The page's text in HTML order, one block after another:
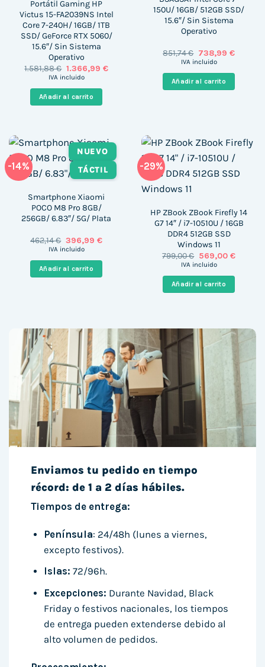
Portátil Gaming HP
Victus 15-FA2039NS Intel
Core 7-240H/ 16GB/ 1TB
SSD/ GeForce RTX 5060/
15.6″/ Sin Sistema
Operativo
1.581,88€ El
precio
era:
1.581,88 €.
1.366,99 €El
IVA incluido
Añadir al carrito
150U/ 16GB/ 512GB SSD/
15.6″/ Sin Sistema
Operativo
851,74€ El
precio
era:
851,74 €.
738,99 €El
es:
738,99
IVA incluido
Añadir al carrito
-14%
NUEVO
TÁCTIL
Smartphone Xiaomi
POCO M8 Pro 8GB/
256GB/ 6.83″/ 5G/ Plata
462,14€ El
precio
era:
462,14 €.
396,99 €El
es:
IVA incluido
Añadir al carrito
-29%
HP ZBook ZBook Firefly 14
G7 14″ / i7-10510U / 16GB
DDR4 512GB SSD
Windows 11
799,00€ El
precio
era:
799,00 €.
569,00 €El
es:
IVA incluido
Añadir al carrito
Enviamos tu pedido en tiempo
récord: de 1 a 2 días hábiles.
Tiempos de entrega:
Península: 24/48h (lunes a viernes,
excepto festivos).
Islas: 72/96h.
Excepciones: Durante Navidad, Black
Friday o festivos nacionales, los tiempos
de entrega pueden extenderse debido al
alto volumen de pedidos.